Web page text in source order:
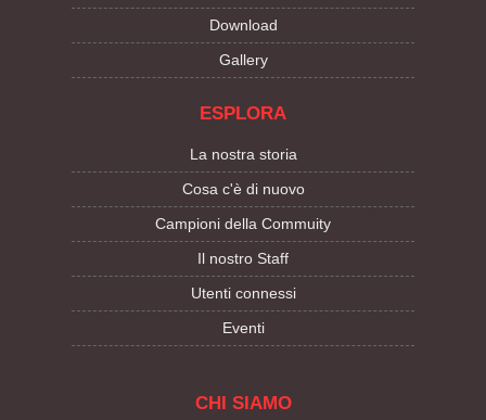
Download
Gallery
ESPLORA
La nostra storia
Cosa c'è di nuovo
Campioni della Commuity
Il nostro Staff
Utenti connessi
Eventi
CHI SIAMO